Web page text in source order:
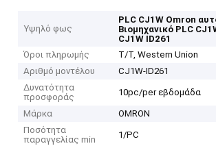
Υψηλό φως
PLC CJ1W Omron
Βιομηχανικό PLC
CJ1W ID261
Όροι πληρωμής
T/T, Western Union
Αριθμό μοντέλου
CJ1W-ID261
Δυνατότητα
προσφοράς
10pc/per εβδομάδα
Μάρκα
OMRON
Ποσότητα
παραγγελίας min
1/PC